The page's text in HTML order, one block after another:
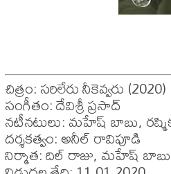
చిత్రం: సరిలేరు నీకెవ్వరు (2020)
సంగీతం: దేవిశ్రీ ప్రసాద్
నటీనటులు: మహేష్ బాబు,
దర్శకత్వం: అనీల్ రావిపూడి
నిర్మాత: దిల్ రాజు, మహేష్